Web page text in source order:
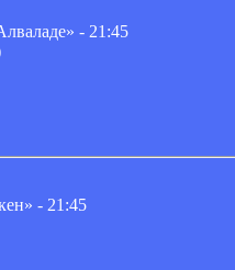
- 21:45
- 21:45